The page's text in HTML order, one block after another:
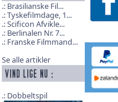
Brasilianske Fil...
Tyskefilmdage, 1...
Scificon Afvikle...
Berlinalen Nr. 7...
Franske Filmmand...
Se alle artikler
Dobbeltspil